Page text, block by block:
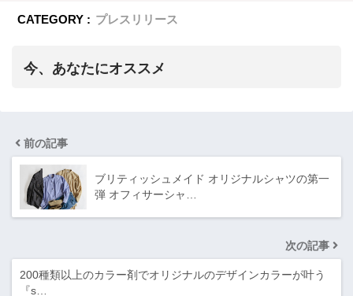
CATEGORY : プレスリリース
今、あなたにオススメ
前の記事
ブリティッシュメイド オリジナルシャツの第一
弾 オフィサーシャ…
次の記事
200種類以上のカラー剤でオリジナルのデザインカラーが叶う
『s…